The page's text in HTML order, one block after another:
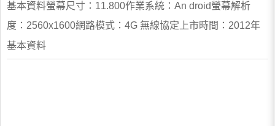
基本資料螢幕尺寸：11.800作業系統：An droid螢幕解析
度：2560x1600網路模式：4G 無線協定上市時間：2012年
基本資料